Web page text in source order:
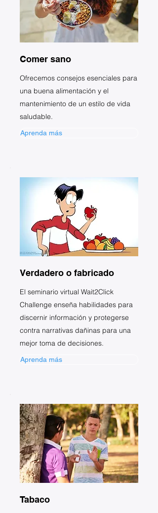
Comer sano
Ofrecemos consejos esenciales para
una buena alimentación y el
mantenimiento de un estilo de vida
saludable.
Aprenda más
Verdadero o fabricado
El seminario virtual Wait2Click
Challenge enseña habilidades para
discernir información y protegerse
contra narrativas dañinas para una
mejor toma de decisiones.
Aprenda más
Tabaco